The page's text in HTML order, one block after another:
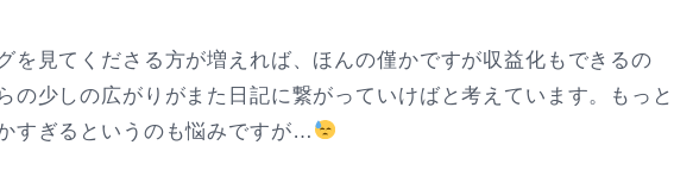
を見てくださる方が増えれば、ほんの僅かですが収益化もできるの
の少しの広がりがまた日記に繋がっていけばと考えています。もっと
すぎるというのも悩みですが…